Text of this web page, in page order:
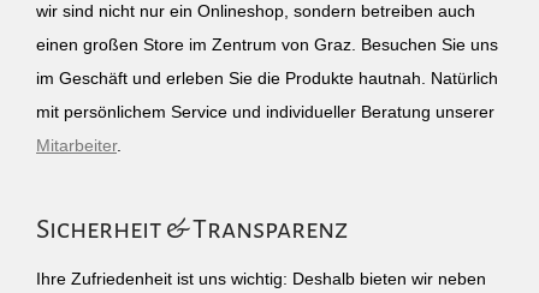
wir sind nicht nur ein Onlineshop, sondern betreiben auch
einen großen Store im Zentrum von Graz. Besuchen Sie uns
im Geschäft und erleben Sie die Produkte hautnah. Natürlich
mit persönlichem Service und individueller Beratung unserer
Mitarbeiter.
Sicherheit & Transparenz
Ihre Zufriedenheit ist uns wichtig: Deshalb bieten wir neben